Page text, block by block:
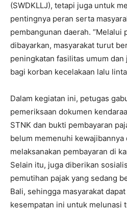
(SWDKLLJ), tetapi juga untuk
pentingnya peran serta
pembangunan daerah. “Melalui
dibayarkan, masyarakat turut
peningkatan fasilitas umum
bagi korban kecelakaan lalu
Dalam kegiatan ini, petugas
pemeriksaan dokumen
STNK dan bukti pembayaran
belum memenuhi
melaksanakan pembayaran di
Selain itu, juga diberikan
pemutihan pajak yang sedang
Bali, sehingga masyarakat
kesempatan ini untuk melunasi